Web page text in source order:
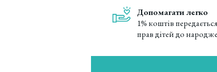
Допомагати легко
1% коштів
прав дітей до